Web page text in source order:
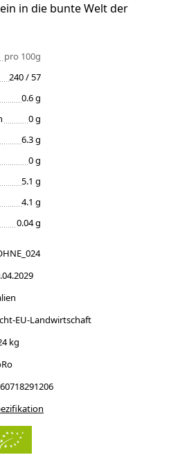
in die bunte Welt der
pro 100g
240 / 57
0.6 g
0 g
6.3 g
0 g
5.1 g
4.1 g
0.04 g
EU-Landwirtschaft
kg